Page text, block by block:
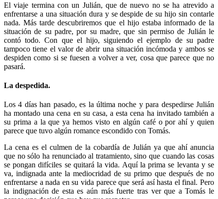
El viaje termina con un Julián, que de nuevo no se ha atrevido a
enfrentarse a una situación dura y se despide de su hijo sin contarle
nada. Más tarde descubriremos que el hijo estaba informado de la
situación de su padre, por su madre, que sin permiso de Julián le
contó todo. Con que el hijo, siguiendo el ejemplo de su padre
tampoco tiene el valor de abrir una situación incómoda y ambos se
despiden como si se fuesen a volver a ver, cosa que parece que no
pasará.
La despedida.
Los 4 días han pasado, es la última noche y para despedirse Julián
ha montado una cena en su casa, a esta cena ha invitado también a
su prima a la que ya hemos visto en algún café o por ahí y quien
parece que tuvo algún romance escondido con Tomás.
La cena es el culmen de la cobardía de Julián ya que ahí anuncia
que no sólo ha renunciado al tratamiento, sino que cuando las cosas
se pongan difíciles se quitará la vida. Aquí la prima se levanta y se
va, indignada ante la mediocridad de su primo que después de no
enfrentarse a nada en su vida parece que será así hasta el final. Pero
la indignación de esta es aún más fuerte tras ver que a Tomás le